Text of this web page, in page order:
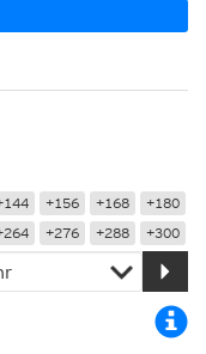
+156 +168
+180
+276 +288 +300